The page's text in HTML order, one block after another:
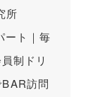
所
ート｜毎
制ドリ
訪問